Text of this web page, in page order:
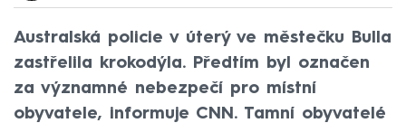
Australská policie v úterý ve městečku Bulla
zastřelila krokodýla. Předtím byl označen
za významné nebezpečí pro místní
obyvatele, informuje CNN. Tamní obyvatelé